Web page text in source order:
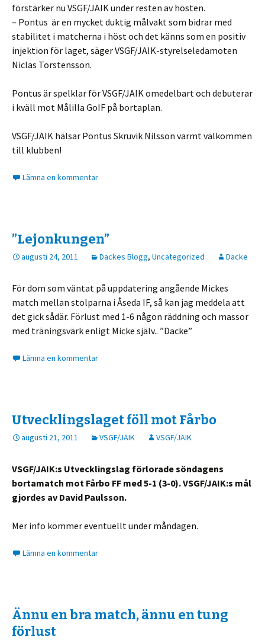
förstärker nu VSGF/JAIK under resten av hösten.
– Pontus är en mycket duktig målvakt som bidrar med
stabilitet i matcherna i höst och det känns som en positiv
injektion för laget, säger VSGF/JAIK-styrelseledamoten
Niclas Torstensson.
Pontus är spelklar för VSGF/JAIK omedelbart och debuterar
i kväll mot Målilla GoIF på bortaplan.
VSGF/JAIK hälsar Pontus Skruvik Nilsson varmt välkommen
till klubben!
Lämna en kommentar
”Lejonkungen”
augusti 24, 2011 Dackes Blogg, Uncategorized Dacke
För dom som väntat på uppdatering angående Mickes
match mellan stolparna i Åseda IF, så kan jag meddela att
det gick sådär. Förlust med 1-6 någon räddning och massor
med träningsvärk enligt Micke själv.. ”Dacke”
Lämna en kommentar
Utvecklingslaget föll mot Fårbo
augusti 21, 2011 VSGF/JAIK VSGF/JAIK
VSGF/JAIK:s Utvecklingslag förlorade söndagens
bortamatch mot Fårbo FF med 5-1 (3-0). VSGF/JAIK:s mål
gjordes av David Paulsson.
Mer info kommer eventuellt under måndagen.
Lämna en kommentar
Ännu en bra match, ännu en tung
förlust